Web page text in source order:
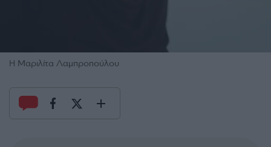
Η Μαριλίτα Λαμπροπούλου